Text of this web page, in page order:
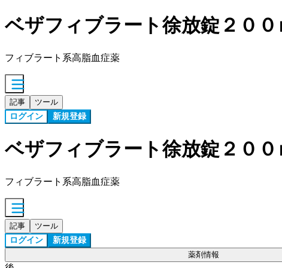
ベザフィブラート徐放錠２００
フィブラート系高脂血症薬
記事 ツール
ログイン 新規登録
ベザフィブラート徐放錠２００
フィブラート系高脂血症薬
記事 ツール
ログイン 新規登録
薬剤情報